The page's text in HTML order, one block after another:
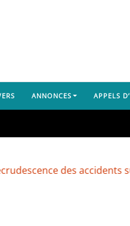
ANNONCES APPELS
des accidents sur la